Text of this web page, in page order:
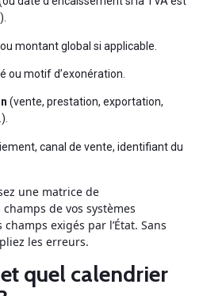
ou montant global si applicable.
ou motif d’exonération.
(vente, prestation, exportation,
canal de vente, identifiant du
une matrice de
de vos systèmes
exigés par l’État. Sans
les erreurs.
quel calendrier